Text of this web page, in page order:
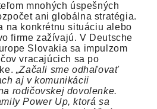
mnohých úspešných
ani globálna stratégia.
na konkrétnu situáciu alebo
firme zažívajú. V Deutsche
Slovakia sa impulzom
vracajúcich sa po
„Začali sme odhaľovať
aj v komunikácii
rodičovskej dovolenke.
Power Up, ktorá sa